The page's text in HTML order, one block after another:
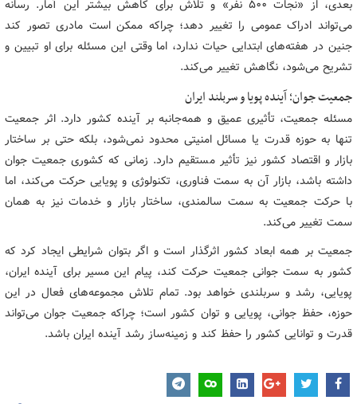
بعدی، از «نجات ۵۰۰ نفر» و تلاش برای کاهش بیشتر این آمار. رسانه
می‌تواند ادراک عمومی را تغییر دهد؛ چراکه ممکن است مادری تصور کند
جنین در هفته‌های ابتدایی حیات ندارد، اما وقتی این مسئله برای او تبیین و
تشریح می‌شود، نگاهش تغییر می‌کند.
جمعیت جوان؛ آینده پویا و سربلند ایران
مسئله جمعیت، تأثیری عمیق و همه‌جانبه بر آینده کشور دارد. اثر جمعیت
تنها به حوزه قدرت یا مسائل امنیتی محدود نمی‌شود، بلکه حتی بر ساختار
بازار و اقتصاد کشور نیز تأثیر مستقیم دارد. زمانی که کشوری جمعیت جوان
داشته باشد، بازار آن به سمت فناوری، تکنولوژی و پویایی حرکت می‌کند، اما
با حرکت جمعیت به سمت سالمندی، ساختار بازار و خدمات نیز به همان
سمت تغییر می‌کند.
جمعیت بر همه ابعاد کشور اثرگذار است و اگر بتوان شرایطی ایجاد کرد که
کشور به سمت جوانی جمعیت حرکت کند، پیام این مسیر برای آینده ایران،
پویایی، رشد و سربلندی خواهد بود. تمام تلاش مجموعه‌های فعال در این
حوزه، حفظ جوانی، پویایی و توان کشور است؛ چراکه جمعیت جوان می‌تواند
قدرت و توانایی کشور را حفظ کند و زمینه‌ساز رشد آینده ایران باشد.